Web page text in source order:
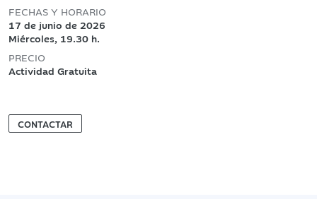
FECHAS Y HORARIO
17 de junio de 2026
Miércoles, 19.30 h.
PRECIO
Actividad Gratuita
CONTACTAR